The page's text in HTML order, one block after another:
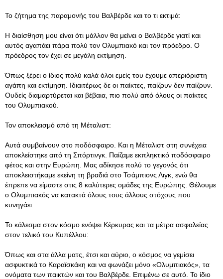
Το ζήτημα της παραμονής του Βαλβέρδε και το τι εκτιμά:
Η διαίσθηση μου είναι ότι μάλλον θα μείνει ο Βαλβέρδε γιατί και
αυτός αγαπάει πάρα πολύ τον Ολυμπιακό και τον πρόεδρο. Ο
πρόεδρος τον έχει σε μεγάλη εκτίμηση.
Όπως ξέρει ο ίδιος πολύ καλά όλοι εμείς του έχουμε απεριόριστη
αγάπη και εκτίμηση. Ιδιαιτέρως δε οι παίκτες, παίζουν δεν παίζουν.
Ουδείς διαμαρτύρεται και βέβαια, πιο πολύ από όλους οι παίκτες
του Ολυμπιακού.
Τον αποκλεισμό από τη Μέταλιστ:
Αυτά συμβαίνουν στο ποδόσφαιρο. Και η Μέταλιστ στη συνέχεια
αποκλείστηκε από τη Σπόρτινγκ. Παίζαμε εκπληκτικό ποδόσφαιρο
φέτος και στην Ευρώπη. Μας αδίκησε πολύ το γεγονός ότι
αποκλειστήκαμε εκείνη τη βραδιά στο Τσάμπιονς Λιγκ, ενώ θα
έπρεπε να είμαστε στις 8 καλύτερες ομάδες της Ευρώπης. Θέλουμε
ο Ολυμπιακός να κατακτά όλους τους άλλους στόχους που
κυνηγάει.
Το κάλεσμα στον κόσμο ενόψει Κέρκυρας και τα μέτρα ασφαλείας
στον τελικό του Κυπέλλου:
Όπως και στα άλλα ματς, έτσι και αύριο, ο κόσμος να γεμίσει
ασφυκτικά το Καραϊσκάκη και να φωνάζει μόνο «Ολυμπιακός», τα
ονόματα των παικτών και του Βαλβέρδε. Επιμένω σε αυτό. Το ίδιο